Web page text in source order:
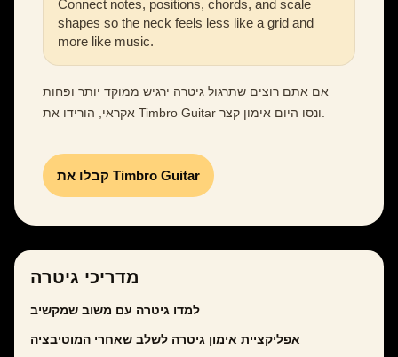
Connect notes, positions, chords, and scale
shapes so the neck feels less like a grid and
more like music.
אם אתם רוצים שתרגול גיטרה ירגיש ממוקד יותר ופחות
אקראי, הורידו את Timbro Guitar ונסו היום אימון קצר.
קבלו את Timbro Guitar
מדריכי גיטרה
למדו גיטרה עם משוב שמקשיב
אפליקציית אימון גיטרה לשלב שאחרי המוטיבציה